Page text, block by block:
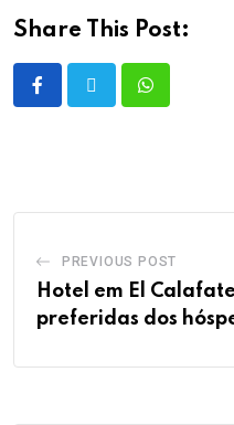
Share This Post:
PREVIOUS POST
Hotel em El
preferidas dos